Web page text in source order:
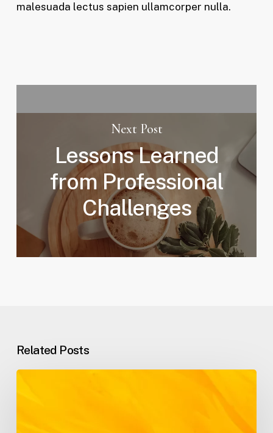
malesuada lectus sapien ullamcorper nulla.
Next Post
Lessons Learned
from Professional
Challenges
Related Posts